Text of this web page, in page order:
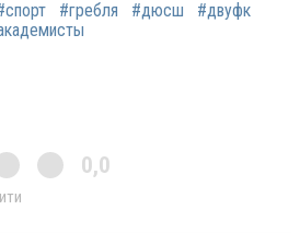
#гребля #дюсш
#двуфк
0,0